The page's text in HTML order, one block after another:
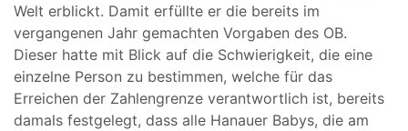
Welt erblickt. Damit erfüllte er die bereits im
vergangenen Jahr gemachten Vorgaben des OB.
Dieser hatte mit Blick auf die Schwierigkeit, die eine
einzelne Person zu bestimmen, welche für das
Erreichen der Zahlengrenze verantwortlich ist, bereits
damals festgelegt, dass alle Hanauer Babys, die am